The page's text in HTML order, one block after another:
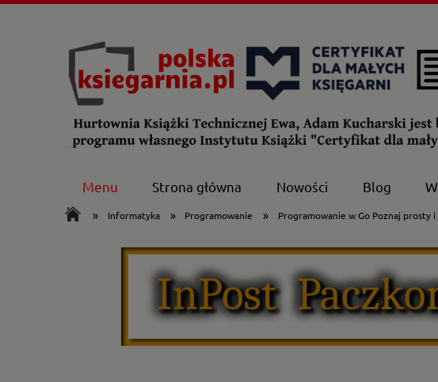
Menu Strona główna Nowości Blog
» Informatyka » Programowanie » Programowanie w Go Poznaj prosty